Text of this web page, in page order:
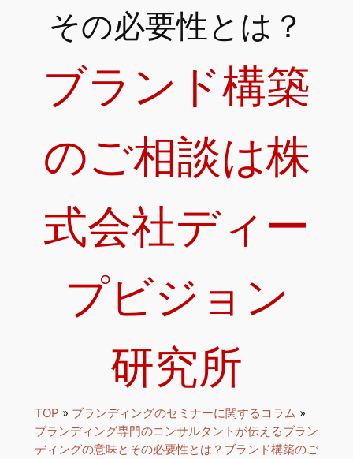
その必要性とは？
ブランド構築
のご相談は株
式会社ディー
プビジョン
研究所
TOP » ブランディングのセミナーに関するコラム »
ブランディング専門のコンサルタントが伝えるブラン
ディングの意味とその必要性とは？ブランド構築のご